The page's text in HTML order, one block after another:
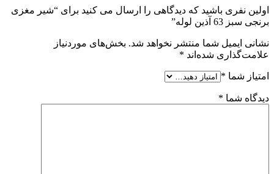
اولین نفری باشید که دیدگاهی را ارسال می کنید برای “شیر مغزی
برنجی سبز 63 آذین لوله”
نشانی ایمیل شما منتشر نخواهد شد. بخش‌های موردنیاز
علامت‌گذاری شده‌اند *
امتیاز شما *
دیدگاه شما *